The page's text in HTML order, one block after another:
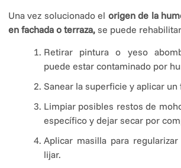
Una vez solucionado el origen de la
en fachada o terraza, se puede
Retirar pintura o yeso
puede estar contaminado por
Sanear la superficie y aplicar un
Limpiar posibles restos de
específico y dejar secar por
Aplicar masilla para
lijar.